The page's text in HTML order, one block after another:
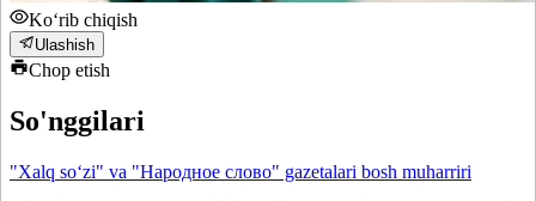
Ko‘rib chiqish
Ulashish
Chop etish
So'nggilari
"Xalq so‘zi" va "Народное слово" gazetalari bosh muharriri